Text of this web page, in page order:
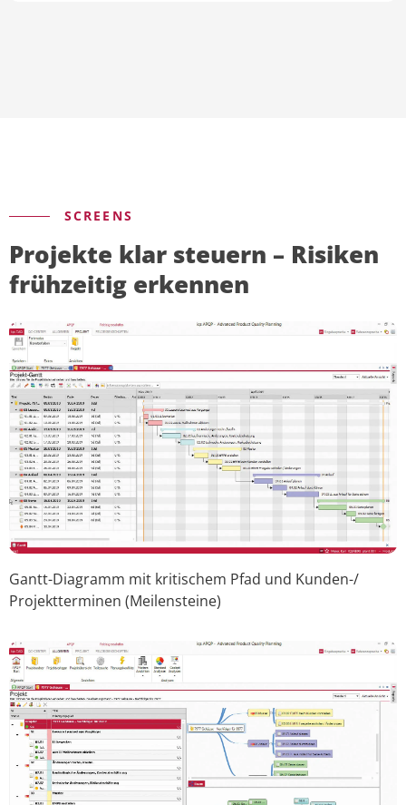
SCREENS
Projekte klar steuern – Risiken
frühzeitig erkennen
Gantt-Diagramm mit kritischem Pfad und Kunden-/
Projektterminen (Meilensteine)